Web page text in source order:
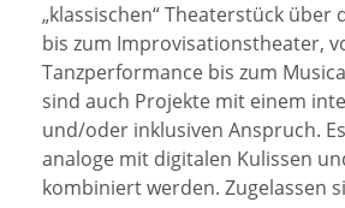
„klassischen“ Theaterstück über
bis zum Improvisati­onstheater,
Tanzperformance bis zum
sind auch Projekte mit einem
und/oder inklusiven Anspruch.
analoge mit digi­talen Kulissen
kombiniert werden. Zugelassen